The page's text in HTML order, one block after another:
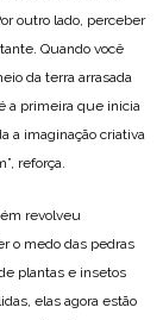
outro lado, perceber
Quando você
da terra arrasada
a primeira que inicia
a imaginação criativa
reforça.
revolveu
o medo das pedras
plantas e insetos
elas agora estão